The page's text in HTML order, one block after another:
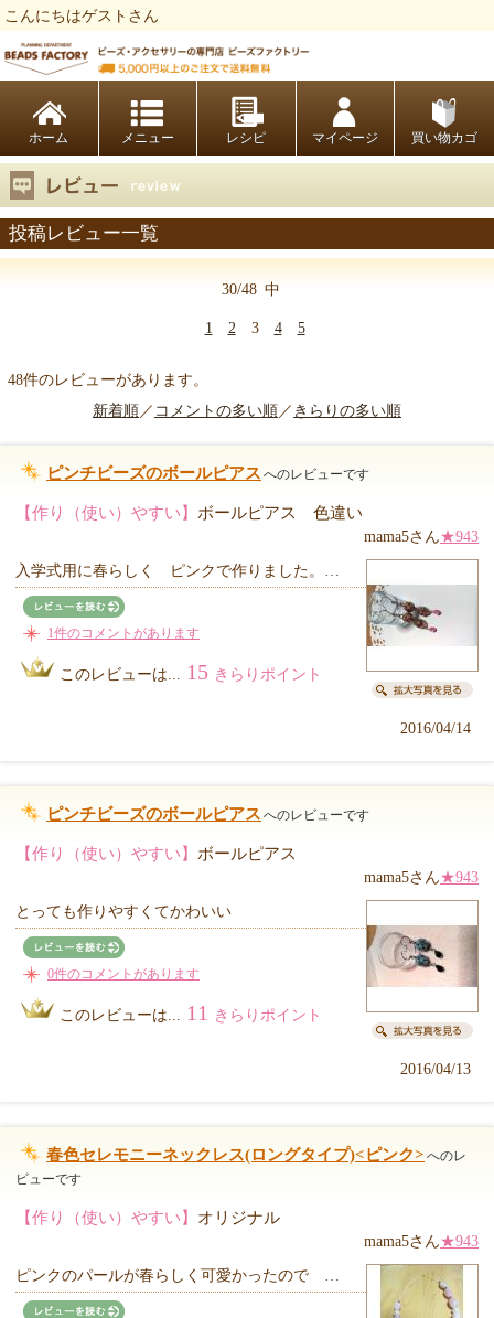
こんにちはゲストさん
ホーム レシピ マイページ 買い物カゴ
投稿レビュー一覧
30/48 中
1 23 4 5
48件のレビューがあります。
新着順／ コメントの多い順／ きらりの多い順
ピンチビーズのボールピアス へのレビューです
【作り（使い）やすい】 ボールピアス 色違い
mama5さん★943
入学式用に春らしく ピンクで作りました。…
1件のコメントがあります
このレビューは... 15 きらりポイント
2016/04/14
ピンチビーズのボールピアス へのレビューです
【作り（使い）やすい】 ボールピアス
mama5さん★943
とっても作りやすくてかわいい
0件のコメントがあります
このレビューは... 11 きらりポイント
2016/04/13
春色セレモニーネックレス(ロングタイプ)<ピンク> へのレ
ビューです
【作り（使い）やすい】 オリジナル
mama5さん★943
ピンクのパールが春らしく可愛かったので …